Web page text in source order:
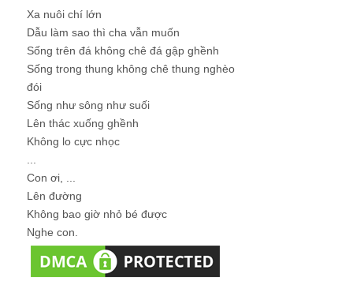
Xa nuôi chí lớn
Dẫu làm sao thì cha vẫn muốn
Sống trên đá không chê đá gập ghềnh
Sống trong thung không chê thung nghèo
đói
Sống như sông như suối
Lên thác xuống ghềnh
Không lo cực nhọc
Con ơi, ...
Lên đường
Không bao giờ nhỏ bé được
Nghe con.